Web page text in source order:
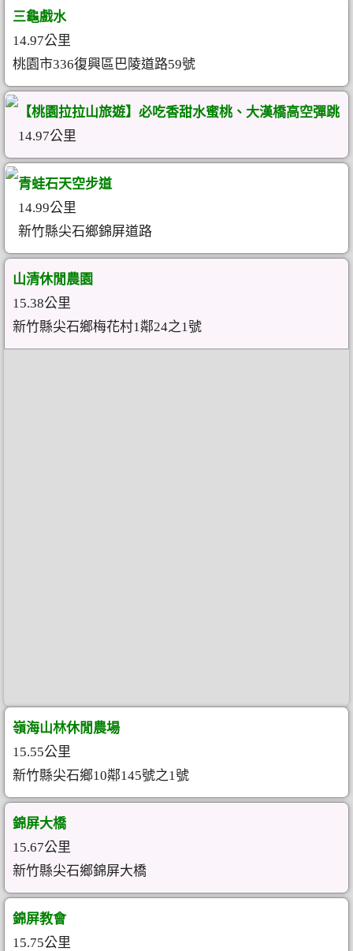
三龜戲水
14.97公里
桃園市336復興區巴陵道路59號
【桃園拉拉山旅遊】必吃香甜水蜜桃、大漢橋高空彈跳
14.97公里
青蛙石天空步道
14.99公里
新竹縣尖石鄉錦屏道路
山清休閒農園
15.38公里
新竹縣尖石鄉梅花村1鄰24之1號
嶺海山林休閒農場
15.55公里
新竹縣尖石鄉10鄰145號之1號
錦屏大橋
15.67公里
新竹縣尖石鄉錦屏大橋
錦屏教會
15.75公里